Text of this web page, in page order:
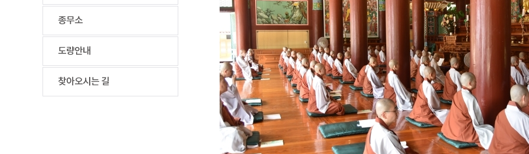
종무소
도량안내
찾아오시는 길